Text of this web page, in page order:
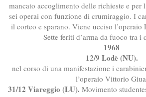
mancato accoglimento delle richieste e per
sei operai con funzione di crumiraggio. I
il corteo e sparano. Viene ucciso
Sette feriti d’arma da fuoco tra i
1968
12/9 Lodè (NU).
nel corso di una manifestazione i
l’operaio Vittorio
31/12 Viareggio (LU). Movimento